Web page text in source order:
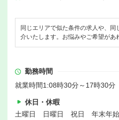
同じエリアで似た条件の求人や、
介いたします。お悩みやご希望があ
勤務時間
就業時間1:08時30分～17時30分
休日・休暇
土曜日 日曜日 祝日 年末年